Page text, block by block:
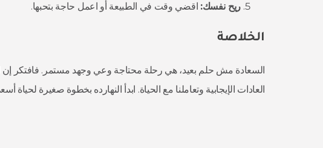
ريح نفسك: اقضي وقت في الطبيعة أو اعمل حاجة بتحبها.
الخلاصة
السعادة مش حلم بعيد، هي رحلة محتاجة وعي وجهد مستمر. فافتكر إن
العادات الإيجابية وتعاملنا مع الحياة. ابدأ النهارده بخطوة صغيرة لحياة